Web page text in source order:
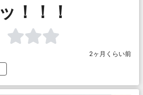
ッ！！！
2ヶ月くらい前